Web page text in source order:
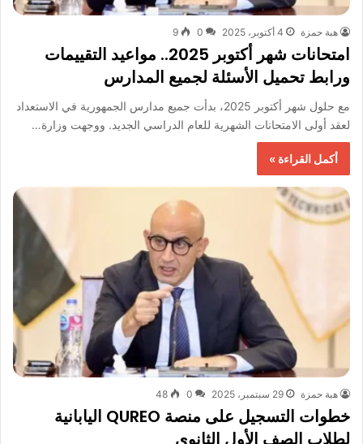
هبة حمزة 4 أكتوبر، 2025 0
9
امتحانات شهر أكتوبر 2025.. مواعيد التقييمات
ورابط تحميل الأسئلة لجميع المدارس
مع حلول شهر أكتوبر 2025، بدأت جميع مدارس الجمهورية في الاستعداد
لعقد أولى الامتحانات الشهرية للعام الدراسي الجديد. ووجهت وزارة…
أكمل القراءة »
هبة حمزة 29 سبتمبر، 2025 0
48
خطوات التسجيل على منصة QUREO اليابانية
لطلاب الصف الأول الثانوي